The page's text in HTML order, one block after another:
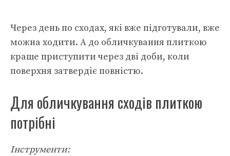
Через день по сходах, які вже підготували, вже
можна ходити. А до обличкування плиткою
краще приступити через дві доби, коли
поверхня затвердіє повністю.
Для обличкування сходів плиткою
потрібні
Інструменти: